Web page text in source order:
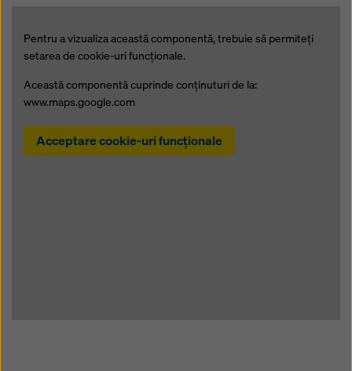
Pentru a vizualiza această componentă, trebuie să permiteţi
setarea de cookie-uri funcţionale.
Această componentă cuprinde conţinuturi de la:
www.maps.google.com
Acceptare cookie-uri funcţionale